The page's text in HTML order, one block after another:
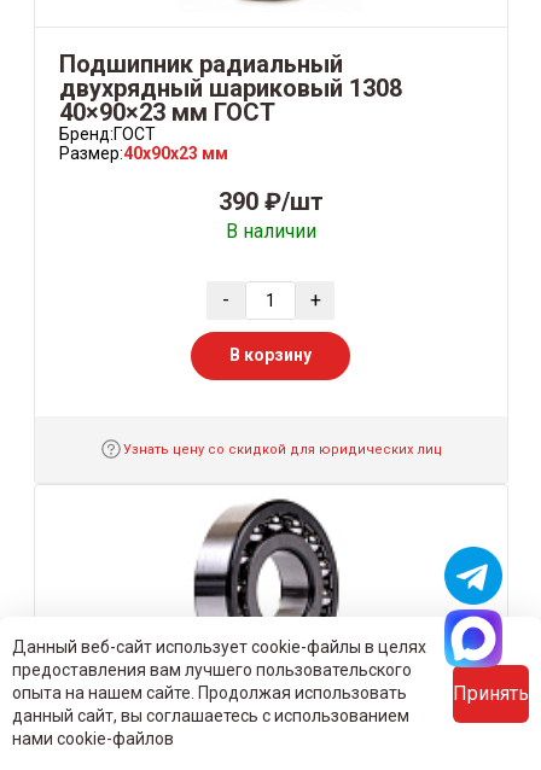
Подшипник радиальный
двухрядный шариковый 1308
40×90×23 мм ГОСТ
Бренд:ГОСТ
Размер:40x90x23 мм
390 ₽/шт
В наличии
- +
В корзину
Узнать цену со скидкой для юридических лиц
Подшипник 1307 35×80×21 мм
Россия
Данный веб-сайт использует cookie-файлы в целях
предоставления вам лучшего пользовательского
опыта на нашем сайте. Продолжая использовать
данный сайт, вы соглашаетесь с использованием
нами cookie-файлов
Принять